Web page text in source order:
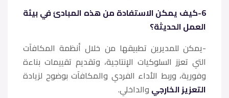
6-كيف يمكن الاستفادة من هذه المبادئ في بيئة
العمل الحديثة؟
-يمكن للمديرين تطبيقها من خلال أنظمة المكافآت
التي تعزز السلوكيات الإنتاجية، وتقديم تقييمات بناءة
وفورية، وربط الأداء الفردي والمكافآت بوضوح لزيادة
التعزيز الخارجي والداخلي.